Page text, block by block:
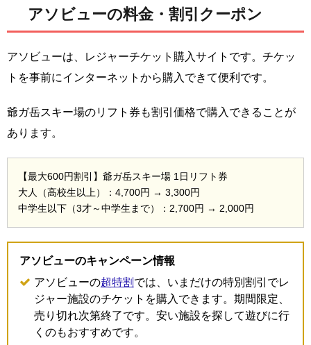
アソビューの料金・割引クーポン
アソビューは、レジャーチケット購入サイトです。チケッ
トを事前にインターネットから購入できて便利です。
爺ガ岳スキー場のリフト券も割引価格で購入できることが
あります。
【最大600円割引】爺ガ岳スキー場 1日リフト券
大人（高校生以上）：4,700円 → 3,300円
中学生以下（3才～中学生まで）：2,700円 → 2,000円
アソビューのキャンペーン情報
アソビューの超特割 では、いまだけの特別割引でレ
ジャー施設のチケットを購入できます。期間限定、
売り切れ次第終了です。安い施設を探して遊びに行
くのもおすすめです。